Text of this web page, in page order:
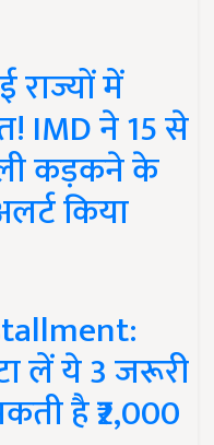
में
IMD ने 15 से
कड़कने के
किया
लें ये 3 जरूरी
है ₹2,000